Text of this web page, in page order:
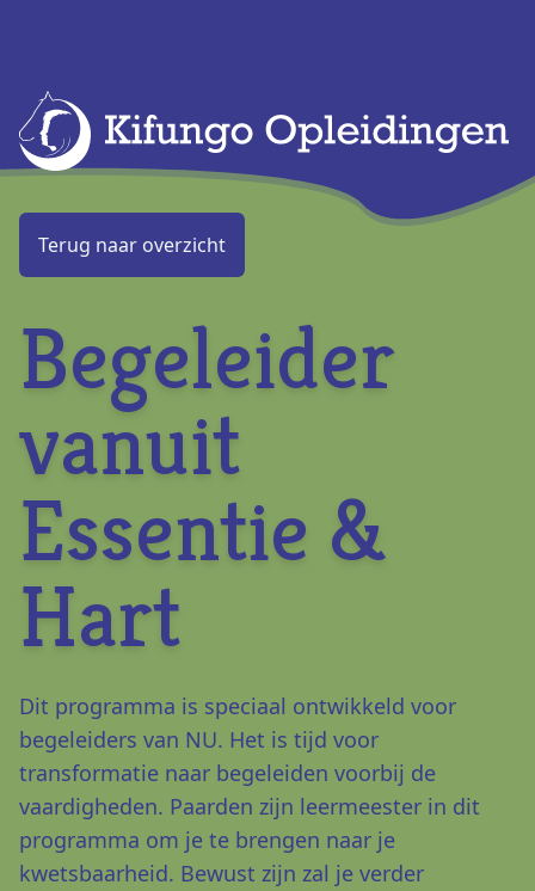
KIFUNGO OPLEIDINGEN
Terug naar overzicht
Begeleider
vanuit
Essentie &
Hart
Dit programma is speciaal ontwikkeld voor
begeleiders van NU. Het is tijd voor
transformatie naar begeleiden voorbij de
vaardigheden. Paarden zijn leermeester in dit
programma om je te brengen naar je
kwetsbaarheid. Bewust zijn zal je verder